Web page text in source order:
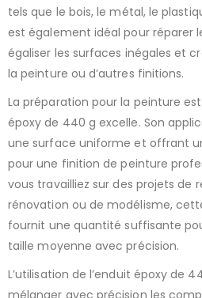
tels que le bois, le métal, le
est également idéal pour réparer
égaliser les surfaces inégales et
la peinture ou d’autres finitions.
La préparation pour la peinture
époxy de 440 g excelle. Son
une surface uniforme et offrant
pour une finition de peinture
vous travailliez sur des projets de
rénovation ou de modélisme,
fournit une quantité suffisante
taille moyenne avec précision.
L’utilisation de l’enduit époxy de
mélanger avec précision les